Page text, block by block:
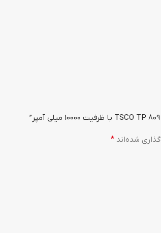
شده‌اند *